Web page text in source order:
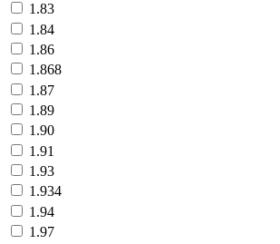
1.83
1.84
1.86
1.868
1.87
1.89
1.90
1.91
1.93
1.934
1.94
1.97